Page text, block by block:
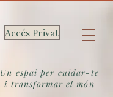
Accés Privat
Un espai per cuidar-te
i transformar el món